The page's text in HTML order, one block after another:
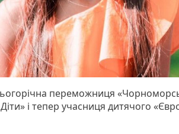
переможниця
і тепер учасниця дитячого